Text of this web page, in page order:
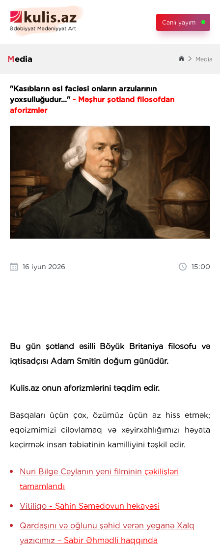
Canlı yayım
Media Media
"Kasıbların əsl faciəsi onların arzularının
yoxsulluğudur..." - Məşhur şotland filosofdan
aforizmlər
16 iyun 2026 15:00
Bu gün şotland əsilli Böyük Britaniya filosofu və
iqtisadçısı Adam Smitin doğum günüdür.
Kulis.az onun aforizmlərini təqdim edir.
Başqaları üçün çox, özümüz üçün az hiss etmək;
eqoizmimizi cilovlamaq və xeyirxahlığımızı həyata
keçirmək insan təbiətinin kamilliyini təşkil edir.
Nuri Bilge Ceylanın yeni filminin çəkilişləri
tamamlandı
Vitiliqo - Şahin Səmədovun hekayəsi
Qardaşını və oğlunu şəhid verən yeganə Xalq
yazıçımız – Sabir Əhmədli haqqında